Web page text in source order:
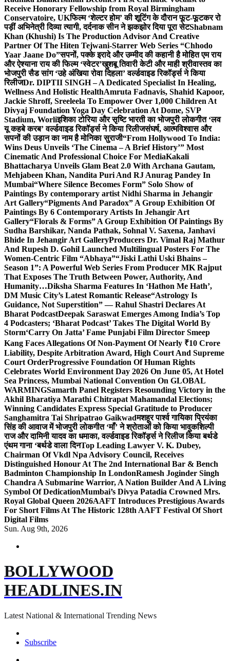
Receive Honorary Fellowship from Royal Birmingham
Conservatoire, UKफिल्म ‘शेल्टर होम’ की शूटिंग के दौरान फूट-फूटकर रो
पड़ीं अभिनेत्री दिव्या त्यागी, दर्दनाक सीन ने झकझोर दिया पूरा सेटShabnam
Khan (Khushi) Is The Production Advisor And Creative
Partner Of The Hiten Tejwani-Starrer Web Series “Chhodo
Yaar Jaane Do”सपनों, पक्के इरादे और उम्मीद की कहानी है मोहित एम राय
और ऐश्याना राय की फिल्म ‘स्वेटर’खुशबू तिवारी केटी और माही श्रीवास्तव का
भोजपुरी सैड सांग ‘उहे अंखिया रोवा दिहला’ वर्ल्डवाइड रिकॉर्ड्स ने किया
रिलीजDr. DIPTII SINGH – A Dedicated Specialist In Healing,
Wellness And Holistic HealthAmruta Fadnavis, Shahid Kapoor,
Jackie Shroff, Sreeleela To Empower Over 1,000 Children At
Divyaj Foundation Yoga Day Celebration At Dome, SVP
Stadium, Worliइशिका टोरिया और सृष्टि भारती का भोजपुरी लोकगीत ‘लव
यू कहबे करब’ वर्ल्डवाइड रिकॉर्ड्स ने किया रिलीजसंघर्ष, आत्मविश्वास और
सपनों की उड़ान का नाम है मोनिका सुराजी“From Hollywood To India:
Wins Deus Unveils ‘The Cinema – A Brief History’” Most
Cinematic And Professional Choice For MediaKakali
Bhattacharya Unveils Glam Beat 2.0 With Archana Gautam,
Mehjabeen Khan, Nandita Puri And RJ Anurag Pandey In
Mumbai“Where Silence Becomes Form” Solo Show of
Paintings By contemporary artist Nidhi Sharma in Jehangir
Art Gallery“Pigments And Paradox” A Group Exhibition Of
Paintings By 6 Contemporary Artists In Jehangir Art
Gallery“Florals & Forms” A Group Exhibition Of Paintings By
Sudha Barshikar, Nanda Pathak, Sohnal V. Saxena, Janhavi
Bhide In Jehangir Art GalleryProducers Dr. Vimal Raj Mathur
And Rupesh D. Gohil Launched Multilingual Posters For The
Women-Centric Film “Abhaya”“Jiski Lathi Uski Bhains –
Season 1”: A Powerful Web Series From Producer MK Rajput
That Exposes The Truth Between Power, Authority, And
Humanity…Diksha Sharma Features In ‘Hathon Me Hath’,
DM Music City’s Latest Romantic Release“Astrology Is
Guidance, Not Superstition” — Rahul Shastri Declares At
Bharat PodcastDeepak Saraswat Emerges Among India’s Top
4 Podcasters; ‘Bharat Podcast’ Takes The Digital World By
Storm‘Carry On Jatta’ Fame Punjabi Film Director Smeep
Kang Faces Allegations Of Non-Payment Of Nearly ₹10 Crore
Liability, Despite Arbitration Award, High Court And Supreme
Court OrderProgressive Foundation Of Human Rights
Celebrates World Environment Day 2026 On June 05, At Hotel
Sea Princess, Mumbai National Convention On GLOBAL
WARMINGSamarth Panel Registers Resounding Victory in the
Akhil Bharatiya Marathi Chitrapat Mahamandal Elections;
Winning Candidates Express Special Gratitude to Producer
Sanghamitra Tai Shripatrao Gaikwadमशहूर पार्श्व गायिका प्रियंका
सिंह की आवाज में भोजपुरी लोकगीत ‘माँ’ ने श्रोताओं को किया भावुकशिल्पी
राज और दामिनी यादव का धमाका, वर्ल्डवाइड रिकॉर्ड्स ने रिलीज किया बर्थडे
एंथम गाना ‘बर्थडे वाला दिनTop Leading Lawyer V. K. Dubey,
Chairman Of Vkdl Npa Advisory Council, Receives
Distinguished Honour At The 2nd International Bar & Bench
Badminton Championship In LondonRamesh Joginder Singh
Chandra A Submarine Warrior, A Nation Builder And A Living
Symbol Of DedicationMumbai’s Divya Patadia Crowned Mrs.
Royal Global Queen 2026AAFT Introduces Prestigious Awards
For Short Films At The Historic 128th AAFT Festival Of Short
Digital Films
Sun. Aug 9th, 2026
BOLLYWOOD
HEADLINES.IN
Latest National & International Trending News
Subscribe